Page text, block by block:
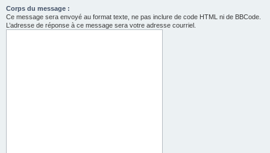
Corps du message :
Ce message sera envoyé au format texte, ne pas inclure de code HTML ni de BBCode.
L’adresse de réponse à ce message sera votre adresse courriel.